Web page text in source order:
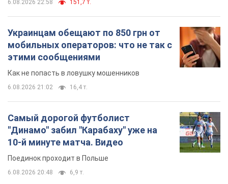
Самый дорогой футболист
"Динамо" забил "Карабаху" уже на
10-й минуте матча. Видео
Поединок проходит в Польше
6.08.2026 20:48 6,9 т.